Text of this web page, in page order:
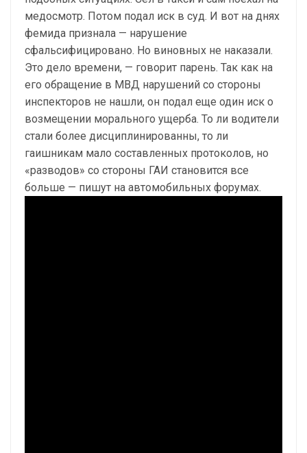
медосмотр. Потом подал иск в суд. И вот на днях
фемида признала — нарушение
сфальсифицировано. Но виновных не наказали.
Это дело времени, — говорит парень. Так как на
его обращение в МВД нарушений со стороны
инспекторов не нашли, он подал еще один иск о
возмещении морального ущерба. То ли водители
стали более дисциплинированны, то ли
гаишникам мало составленных протоколов, но
«разводов» со стороны ГАИ становится все
больше — пишут на автомобильных форумах.